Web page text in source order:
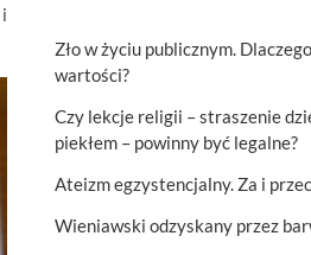
Zło w życiu publicznym.
wartości?
Czy lekcje religii – straszenie
piekłem – powinny być legalne?
Ateizm egzystencjalny. Za i
Wieniawski odzyskany przez